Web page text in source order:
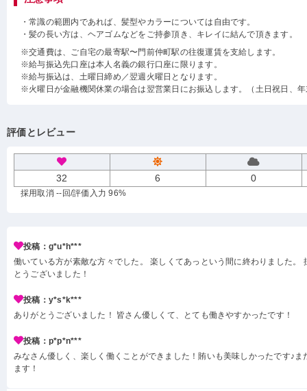
・常識の範囲内であれば、髪型やカラーについては自由です。
・髪の長い方は、ヘアゴムなどをご持参頂き、キレイに結んで頂きます。
※交通費は、ご自宅の最寄駅〜門前仲町駅の往復運賃を支給します。
※給与振込先口座は本人名義の銀行口座に限ります。
※給与振込は、土曜日締め／翌週火曜日となります。
※火曜日が金融機関休業の場合は翌営業日にお振込します。（土日祝日、
評価とレビュー
32 6 0
採用取消 --回/評価入力 96%
投稿：g*u*h***
働いている方が素敵な方々でした。 楽しくてあっという間に終わりました。
とうございました！
投稿：y*s*k***
ありがとうございました！ 皆さん優しくて、とても働きやすかったです！
投稿：p*p*n***
みなさん優しく、楽しく働くことができました！賄いも美味しかったです♪ま
ます！